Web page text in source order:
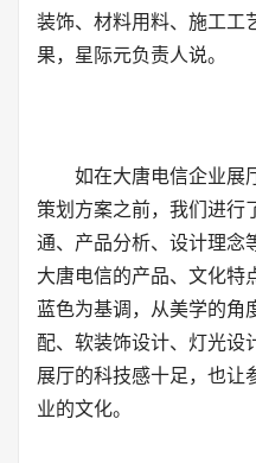
装饰、材料用料、施工工
果，星际元负责人说。
如在大唐电信企业展
策划方案之前，我们进行
通、产品分析、设计理念
大唐电信的产品、文化特
蓝色为基调，从美学的角
配、软装饰设计、灯光设
展厅的科技感十足，也让
业的文化。